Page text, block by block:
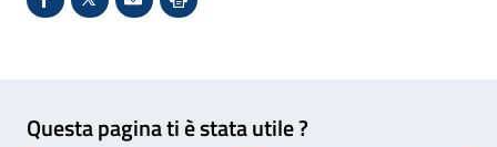
Condividi su Facebook - Sito esterno - Apertura in
X - Sito esterno - Apertura in nuova finestra
Invio Mail: apre il programma di posta
Stampa pagina: scelta meno
Questa pagina ti è stata utile ?